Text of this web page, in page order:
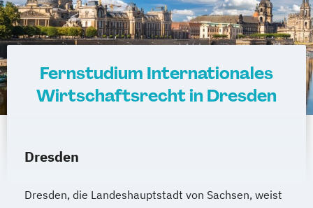
Fernstudium Internationales
Wirtschaftsrecht in Dresden
Dresden
Dresden, die Landeshauptstadt von Sachsen, weist